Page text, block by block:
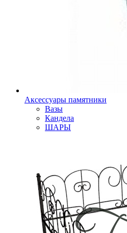
Аксессуары памятники
Вазы
Кандела
ШАРЫ